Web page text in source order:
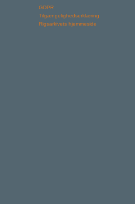
GDPR
Tilgængelighedserklæring
Rigsarkivets hjemmeside